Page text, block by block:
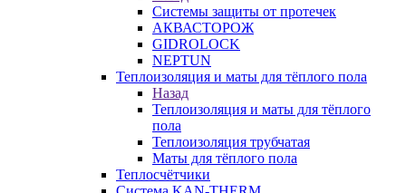
Системы защиты от протечек
АКВАСТОРОЖ
GIDROLOCK
NEPTUN
Теплоизоляция и маты для тёплого пола
Назад
Теплоизоляция и маты для тёплого
пола
Теплоизоляция трубчатая
Маты для тёплого пола
Теплосчётчики